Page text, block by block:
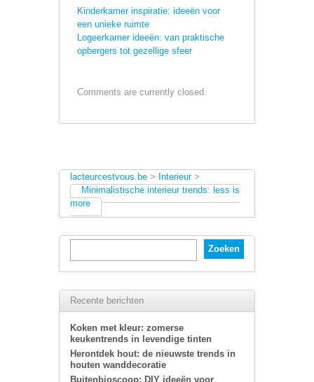
Kinderkamer inspiratie: ideeën voor
een unieke ruimte
Logeerkamer ideeën: van praktische
opbergers tot gezellige sfeer
Comments are currently closed.
lacteurcestvous.be > Interieur>
Minimalistische interieur trends: less is
more
Recente berichten
Koken met kleur: zomerse
keukentrends in levendige tinten
Herontdek hout: de nieuwste trends in
houten wanddecoratie
Buitenbioscoop: DIY ideeën voor